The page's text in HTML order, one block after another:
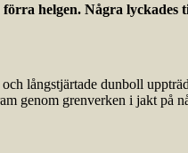
helgen. Några lyckades
långstjärtade dunboll
genom grenverken i jakt på